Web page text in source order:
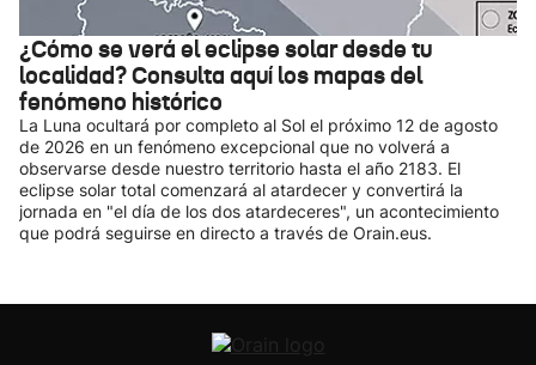
¿Cómo se verá el eclipse solar desde tu
localidad? Consulta aquí los mapas del
fenómeno histórico
La Luna ocultará por completo al Sol el próximo 12 de agosto
de 2026 en un fenómeno excepcional que no volverá a
observarse desde nuestro territorio hasta el año 2183. El
eclipse solar total comenzará al atardecer y convertirá la
jornada en "el día de los dos atardeceres", un acontecimiento
que podrá seguirse en directo a través de Orain.eus.